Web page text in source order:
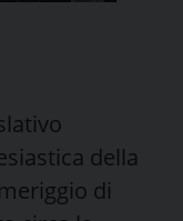
della
di